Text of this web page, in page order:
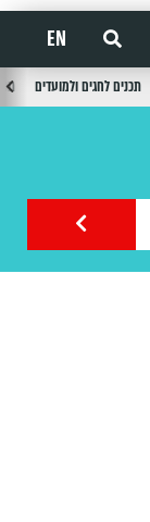
EN
תכנים לחגים ולמועדים